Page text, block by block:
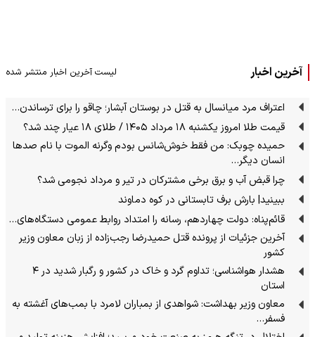
آخرین اخبار لیست آخرین اخبار منتشر شده
اعتراف مرد میانسال به قتل در بوستان آبشار؛ چاقو را برای ترساندن…
قیمت طلا امروز یکشنبه ۱۸ مرداد ۱۴۰۵ / طلای ۱۸ عیار چند شد؟
حمیده چوبک: من فقط خوش‌شانس بودم وگرنه الموت با نام صدها
انسان دیگر…
چرا قبض آب و برق برخی مشترکان در تیر و مرداد نجومی شد؟
ببینید| بارش برف تابستانی در کوه دماوند
قائم‌پناه: دولت چهاردهم، رسانه را امتداد روابط عمومی دستگاه‌های…
آخرین جزئیات از پرونده قتل حمیدرضا رجب‌زاده از زبان معاون وزیر
کشور
هشدار هواشناسی؛ تداوم گرد و خاک در کشور و رگبار شدید در ۴
استان
معاون وزیر بهداشت: شواهدی از بمباران لامرد با بمب‌های آغشته به
فسفر…